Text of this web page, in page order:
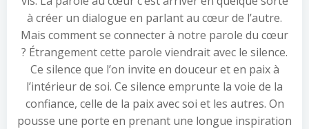
à créer un dialogue en parlant au cœur de l’autre.
Mais comment se connecter à notre parole du cœur
? Étrangement cette parole viendrait avec le silence.
Ce silence que l’on invite en douceur et en paix à
l’intérieur de soi. Ce silence emprunte la voie de la
confiance, celle de la paix avec soi et les autres. On
pousse une porte en prenant une longue inspiration